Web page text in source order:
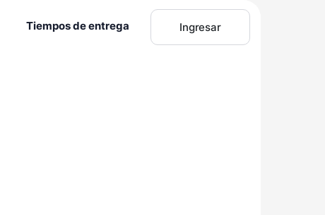
Tiempos de entrega Ingresar